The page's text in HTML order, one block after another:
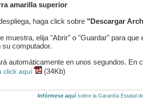
amarilla superior
haga click sobre "Descargar
muestra, elija "Abrir" o "Guardar" para que
computador.
automáticamente en unos segundos. En
click aquí (34Kb)
Infórmese aquísobre la Garantía Estatal